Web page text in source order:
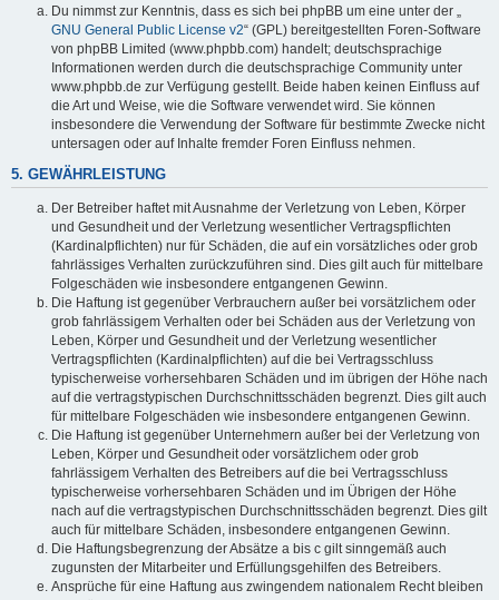
Du nimmst zur Kenntnis, dass es sich bei phpBB um eine unter der „
GNU General Public License v2“ (GPL) bereitgestellten Foren-Software
von phpBB Limited (www.phpbb.com) handelt; deutschsprachige
Informationen werden durch die deutschsprachige Community unter
www.phpbb.de zur Verfügung gestellt. Beide haben keinen Einfluss auf
die Art und Weise, wie die Software verwendet wird. Sie können
insbesondere die Verwendung der Software für bestimmte Zwecke nicht
untersagen oder auf Inhalte fremder Foren Einfluss nehmen.
5. GEWÄHRLEISTUNG
Der Betreiber haftet mit Ausnahme der Verletzung von Leben, Körper
und Gesundheit und der Verletzung wesentlicher Vertragspflichten
(Kardinalpflichten) nur für Schäden, die auf ein vorsätzliches oder grob
fahrlässiges Verhalten zurückzuführen sind. Dies gilt auch für mittelbare
Folgeschäden wie insbesondere entgangenen Gewinn.
Die Haftung ist gegenüber Verbrauchern außer bei vorsätzlichem oder
grob fahrlässigem Verhalten oder bei Schäden aus der Verletzung von
Leben, Körper und Gesundheit und der Verletzung wesentlicher
Vertragspflichten (Kardinalpflichten) auf die bei Vertragsschluss
typischerweise vorhersehbaren Schäden und im übrigen der Höhe nach
auf die vertragstypischen Durchschnittsschäden begrenzt. Dies gilt auch
für mittelbare Folgeschäden wie insbesondere entgangenen Gewinn.
Die Haftung ist gegenüber Unternehmern außer bei der Verletzung von
Leben, Körper und Gesundheit oder vorsätzlichem oder grob
fahrlässigem Verhalten des Betreibers auf die bei Vertragsschluss
typischerweise vorhersehbaren Schäden und im Übrigen der Höhe
nach auf die vertragstypischen Durchschnittsschäden begrenzt. Dies gilt
auch für mittelbare Schäden, insbesondere entgangenen Gewinn.
Die Haftungsbegrenzung der Absätze a bis c gilt sinngemäß auch
zugunsten der Mitarbeiter und Erfüllungsgehilfen des Betreibers.
Ansprüche für eine Haftung aus zwingendem nationalem Recht bleiben